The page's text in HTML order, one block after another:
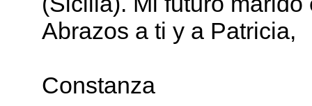
Abrazos a ti y a Patricia,
Constanza